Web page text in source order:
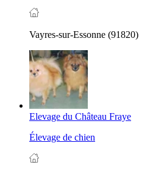
Vayres-sur-Essonne (91820)
Elevage du Château Fraye
Élevage de chien